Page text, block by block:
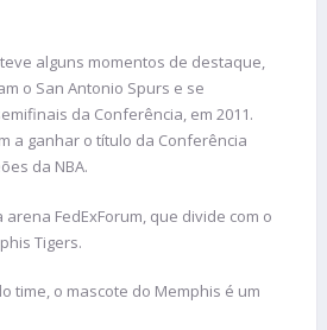
alguns momentos de destaque,
o San Antonio Spurs e se
da Conferência, em 2011.
a ganhar o título da Conferência
da NBA.
FedExForum, que divide com o
Tigers.
time, o mascote do Memphis é um